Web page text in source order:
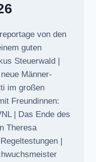
von den
guten
Steuerwald |
Männer-
im großen
Freundinnen:
| Das Ende des
Theresa
|